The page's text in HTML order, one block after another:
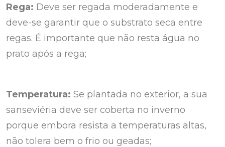
Rega: Deve ser regada moderadamente e
deve-se garantir que o substrato seca entre
regas. É importante que não resta água no
prato após a rega;
Temperatura: Se plantada no exterior, a sua
sanseviéria deve ser coberta no inverno
porque embora resista a temperaturas altas,
não tolera bem o frio ou geadas;